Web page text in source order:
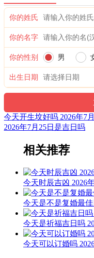
六曜：大安 — 吉：依古
日本民间考试、结婚、出
六曜，又称孔明六曜星、
文。后来传至日本，并于
十二值神：天刑 — 凶：
利于出师，战无不克，
十二值日：执执位 — 吉：
籍观点，此日宜建屋、种
业。“执”有“执行、施行
房、种植、捕捉与此类意
开业”之说。
诗云：
执日威仪总等权，得遇之
火亦安太。
结婚嫁娶宜慎用，见官词
通至有益。
喜神：西北 月令：乙未
你的姓氏
你的名字
你的性别 男
出生日期
今天开生坟好吗 2026年7
2026年7月25日是吉日吗
相关推荐
今天时辰吉凶 2026
今天是不是复婚最佳
今天是祈福吉日吗
今天可以订婚吗